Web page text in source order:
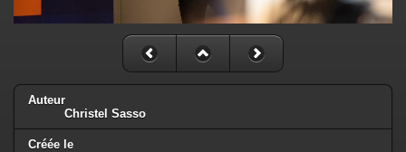
Auteur
Christel Sasso
Créée le